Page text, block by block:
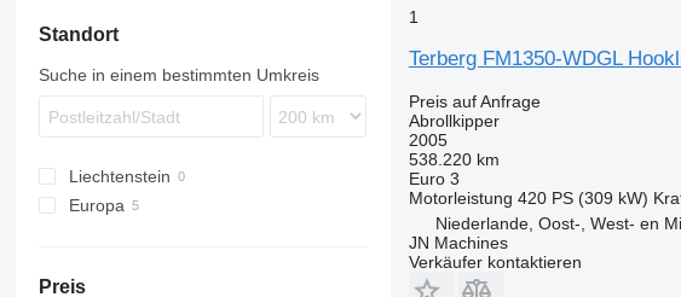
Standort
Suche in einem bestimmten Umkreis
Liechtenstein
Europa
Preis
1
Terberg FM1350-WDGL
Preis auf Anfrage
Abrollkipper
2005
538.220 km
Euro 3
Motorleistung 420 PS (309 kW)
Niederlande, Oost-, West- en
JN Machines
Verkäufer kontaktieren